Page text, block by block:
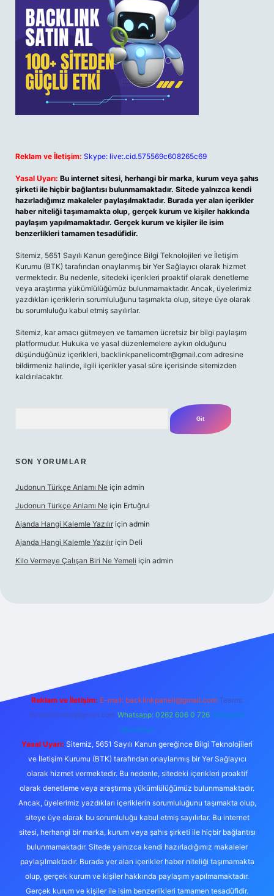
Reklam ve İletişim: Skype: live:.cid.575569c608265c69
Yasal Uyarı: Bu internet sitesi, herhangi bir marka, kurum veya şahıs
şirketi ile hiçbir bağlantısı bulunmamaktadır. Sitede yalnızca kendi
hazırladığımız makaleler paylaşılmaktadır. Burada yer alan içerikler
haber niteliği taşımamakta olup, gerçek kurum ve kişiler hakkında
paylaşım yapılmamaktadır. Gerçek kurum ve kişiler ile isim
benzerlikleri tamamen tesadüfidir.
Sitemiz, 5651 Sayılı Kanun gereğince Bilgi Teknolojileri ve İletişim
Kurumu (BTK) tarafından onaylanmış bir Yer Sağlayıcı olarak hizmet
vermektedir. Bu nedenle, sitedeki içerikleri proaktif olarak denetleme
veya araştırma yükümlülüğümüz bulunmamaktadır. Ancak, üyelerimiz
yazdıkları içeriklerin sorumluluğunu taşımakta olup, siteye üye olarak
bu sorumluluğu kabul etmiş sayılırlar.
Sitemiz, kar amacı gütmeyen ve tamamen ücretsiz bir bilgi paylaşım
platformudur. Hukuka ve yasal düzenlemelere aykırı olduğunu
düşündüğünüz içerikleri, backlinkpanelicomtr@gmail.com adresine
bildirmeniz halinde, ilgili içerikler yasal süre içerisinde sitemizden
kaldırılacaktır.
SON YORUMLAR
Judonun Türkçe Anlamı Ne için admin
Judonun Türkçe Anlamı Ne için Ertuğrul
Ajanda Hangi Kalemle Yazılır için admin
Ajanda Hangi Kalemle Yazılır için Deli
Kilo Vermeye Çalışan Biri Ne Yemeli için admin
Reklam ve İletişim: E-mail: backlinkpaneli@gmail.com Teams:
forumhizmeti@gmail.com Whatsapp: 0262 606 0 726 Telegram:
@karabul
Yasal Uyarı: Sitemiz, 5651 Sayılı Kanun gereğince Bilgi Teknolojileri
ve İletişim Kurumu (BTK) tarafından onaylanmış bir Yer Sağlayıcı
olarak hizmet vermektedir. Bu nedenle, sitedeki içerikleri proaktif
olarak denetleme veya araştırma yükümlülüğümüz bulunmamaktadır.
Ancak, üyelerimiz yazdıkları içeriklerin sorumluluğunu taşımakta olup,
siteye üye olarak bu sorumluluğu kabul etmiş sayılırlar. Bu internet
sitesi, herhangi bir marka, kurum veya şahıs şirketi ile hiçbir bağlantısı
bulunmamaktadır. Sitede yalnızca kendi hazırladığımız makaleler
paylaşılmaktadır. Burada yer alan içerikler haber niteliği taşımamakta
olup, gerçek kurum ve kişiler hakkında paylaşım yapılmamaktadır.
Gerçek kurum ve kişiler ile isim benzerlikleri tamamen tesadüfidir.